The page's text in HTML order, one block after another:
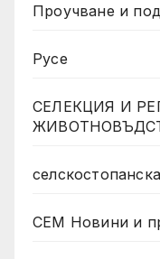
Проучване и
Русе
СЕЛЕКЦИЯ И
СЕМ Новини и